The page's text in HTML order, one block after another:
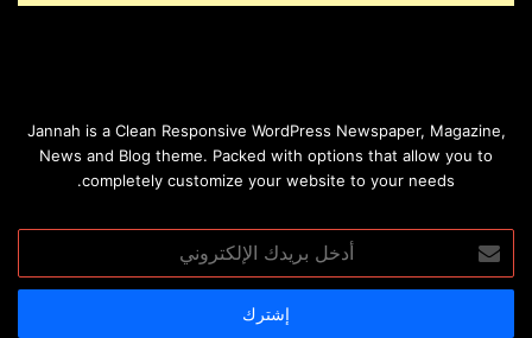
Jannah is a Clean Responsive WordPress Newspaper, Magazine,
News and Blog theme. Packed with options that allow you to
completely customize your website to your needs.
بريدك
الإلكتروني